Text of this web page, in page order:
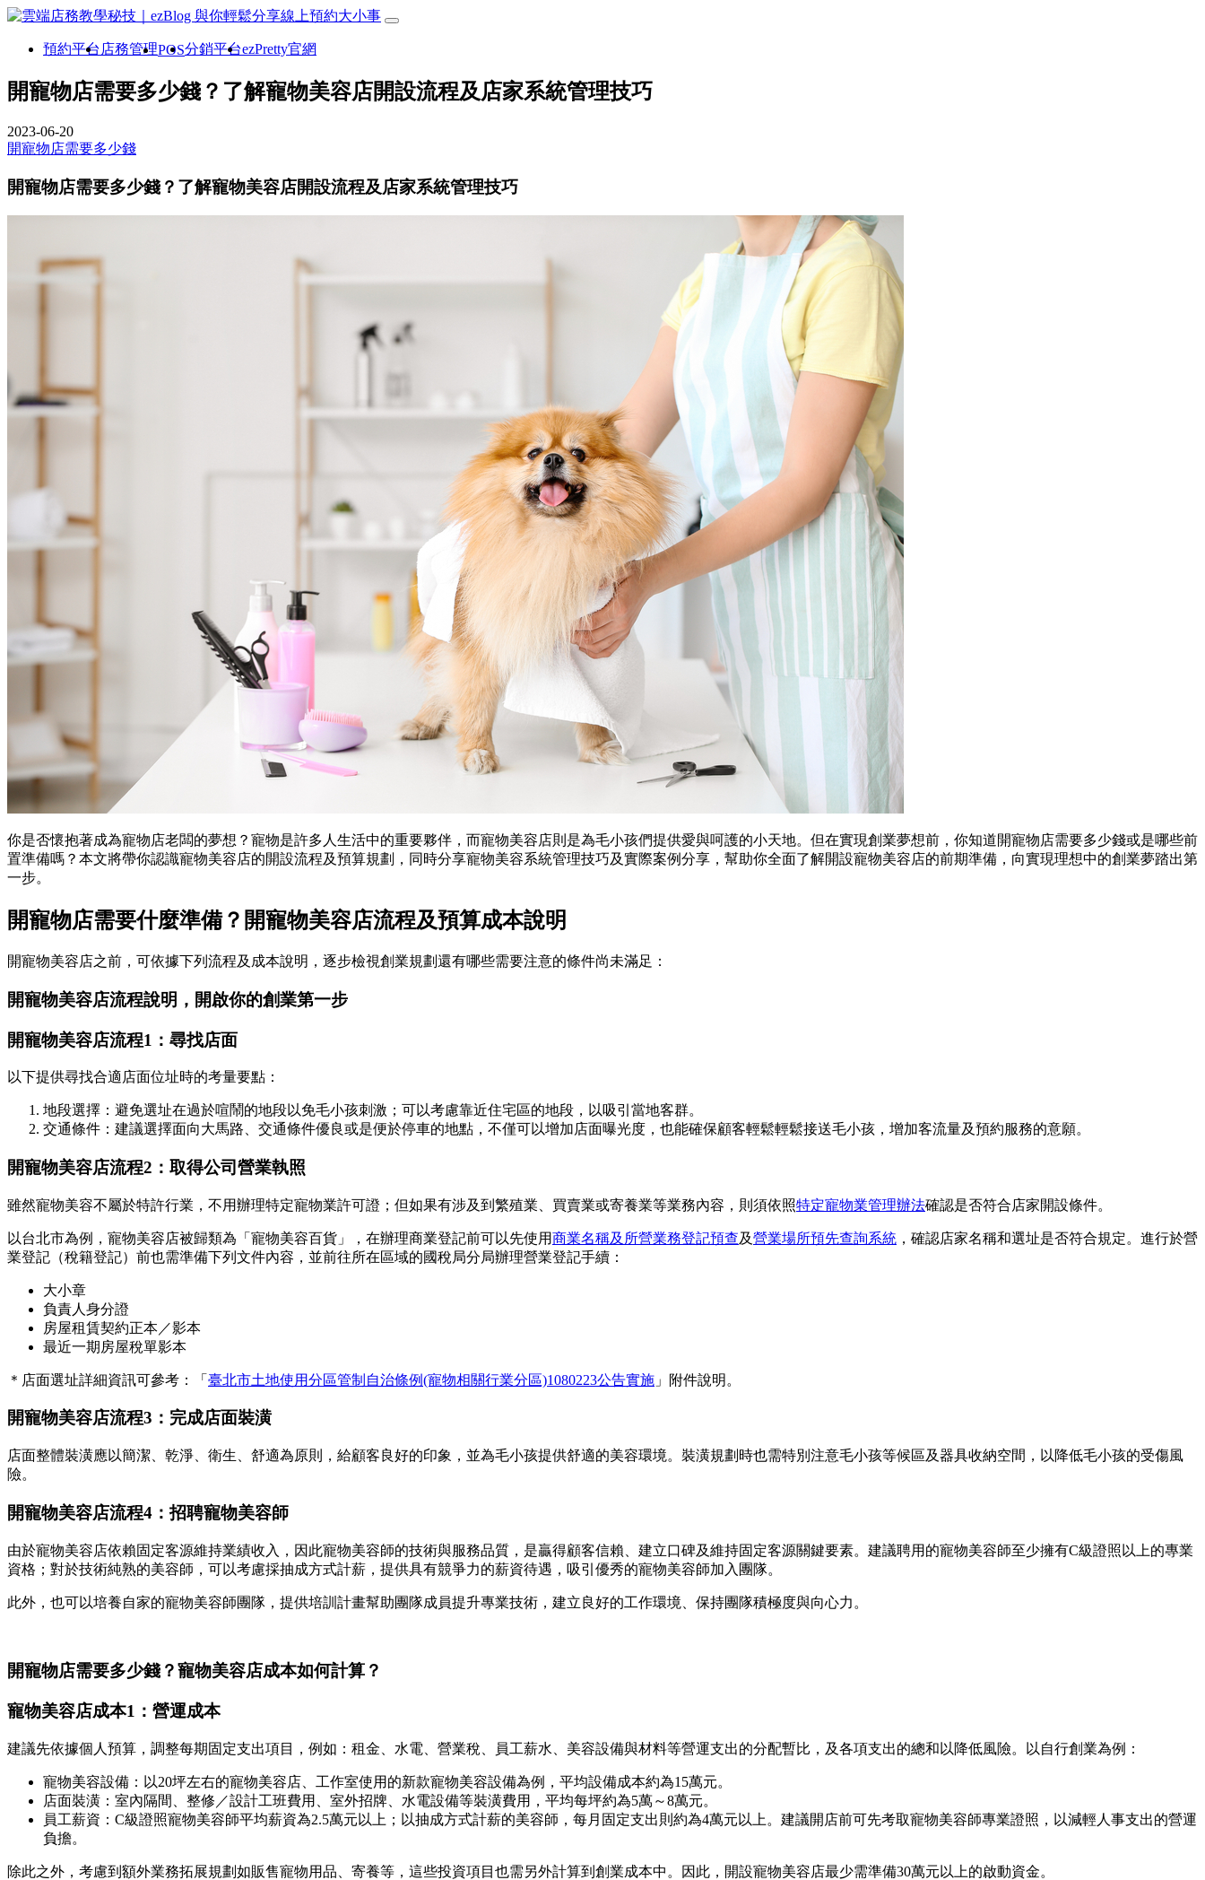
預約平台 店務管理POS分銷平台ezPretty官網
開寵物店需要多少錢？了解寵物美容店開設流程及店家系統管理技巧
2023-06-20
開寵物店需要多少錢
開寵物店需要多少錢？了解寵物美容店開設流程及店家系統管理技巧
你是否懷抱著成為寵物店老闆的夢想？寵物是許多人生活中的重要夥伴，而寵物美容店則是為毛小孩們提供愛與呵護的小天地。但在實現創業夢想前，你知道開寵物店需要多少錢或是哪些前
置準備嗎？本文將帶你認識寵物美容店的開設流程及預算規劃，同時分享寵物美容系統管理技巧及實際案例分享，幫助你全面了解開設寵物美容店的前期準備，向實現理想中的創業夢踏出第
一步。
開寵物店需要什麼準備？開寵物美容店流程及預算成本說明
開寵物美容店之前，可依據下列流程及成本說明，逐步檢視創業規劃還有哪些需要注意的條件尚未滿足：
開寵物美容店流程說明，開啟你的創業第一步
開寵物美容店流程1：尋找店面
以下提供尋找合適店面位址時的考量要點：
地段選擇：避免選址在過於喧鬧的地段以免毛小孩刺激；可以考慮靠近住宅區的地段，以吸引當地客群。
交通條件：建議選擇面向大馬路、交通條件優良或是便於停車的地點，不僅可以增加店面曝光度，也能確保顧客輕鬆輕鬆接送毛小孩，增加客流量及預約服務的意願。
開寵物美容店流程2：取得公司營業執照
雖然寵物美容不屬於特許行業，不用辦理特定寵物業許可證；但如果有涉及到繁殖業、買賣業或寄養業等業務內容，則須依照特定寵物業管理辦法確認是否符合店家開設條件。
以台北市為例，寵物美容店被歸類為「寵物美容百貨」，在辦理商業登記前可以先使用商業名稱及所營業務登記預查及營業場所預先查詢系統 ，確認店家名稱和選址是否符合規定。進行於營
業登記（稅籍登記）前也需準備下列文件內容，並前往所在區域的國稅局分局辦理營業登記手續：
大小章
負責人身分證
房屋租賃契約正本／影本
最近一期房屋稅單影本
＊店面選址詳細資訊可參考：「 臺北市土地使用分區管制自治條例(寵物相關行業分區)1080223公告實施 」附件說明。
開寵物美容店流程3：完成店面裝潢
店面整體裝潢應以簡潔、乾淨、衛生、舒適為原則，給顧客良好的印象，並為毛小孩提供舒適的美容環境。裝潢規劃時也需特別注意毛小孩等候區及器具收納空間，以降低毛小孩的受傷風
險。
開寵物美容店流程4：招聘寵物美容師
由於寵物美容店依賴固定客源維持業績收入，因此寵物美容師的技術與服務品質，是贏得顧客信賴、建立口碑及維持固定客源關鍵要素。建議聘用的寵物美容師至少擁有C級證照以上的專業
資格；對於技術純熟的美容師，可以考慮採抽成方式計薪，提供具有競爭力的薪資待遇，吸引優秀的寵物美容師加入團隊。
此外，也可以培養自家的寵物美容師團隊，提供培訓計畫幫助團隊成員提升專業技術，建立良好的工作環境、保持團隊積極度與向心力。
開寵物店需要多少錢？寵物美容店成本如何計算？
寵物美容店成本1：營運成本
建議先依據個人預算，調整每期固定支出項目，例如：租金、水電、營業稅、員工薪水、美容設備與材料等營運支出的分配暫比，及各項支出的總和以降低風險。以自行創業為例：
寵物美容設備：以20坪左右的寵物美容店、工作室使用的新款寵物美容設備為例，平均設備成本約為15萬元。
店面裝潢：室內隔間、整修／設計工班費用、室外招牌、水電設備等裝潢費用，平均每坪約為5萬～8萬元。
員工薪資：C級證照寵物美容師平均薪資為2.5萬元以上；以抽成方式計薪的美容師，每月固定支出則約為4萬元以上。建議開店前可先考取寵物美容師專業證照，以減輕人事支出的營運
負擔。
除此之外，考慮到額外業務拓展規劃如販售寵物用品、寄養等，這些投資項目也需另外計算到創業成本中。因此，開設寵物美容店最少需準備30萬元以上的啟動資金。